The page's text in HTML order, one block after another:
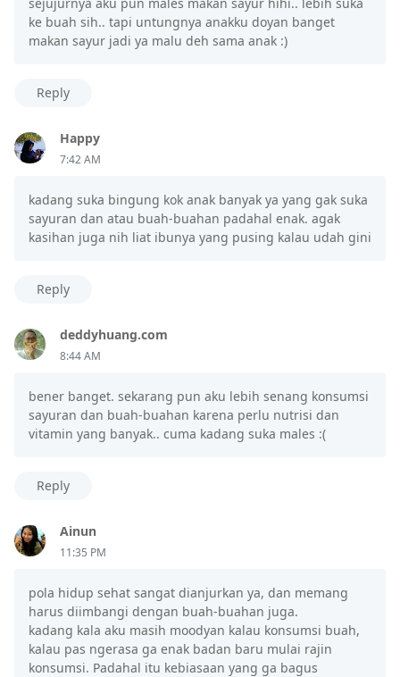
ke buah sih.. tapi untungnya anakku doyan banget
makan sayur jadi ya malu deh sama anak :)
Reply
Happy
7:42 AM
kadang suka bingung kok anak banyak ya yang gak suka
sayuran dan atau buah-buahan padahal enak. agak
kasihan juga nih liat ibunya yang pusing kalau udah gini
Reply
deddyhuang.com
8:44 AM
bener banget. sekarang pun aku lebih senang konsumsi
sayuran dan buah-buahan karena perlu nutrisi dan
vitamin yang banyak.. cuma kadang suka males :(
Reply
Ainun
11:35 PM
pola hidup sehat sangat dianjurkan ya, dan memang
harus diimbangi dengan buah-buahan juga.
kadang kala aku masih moodyan kalau konsumsi buah,
kalau pas ngerasa ga enak badan baru mulai rajin
konsumsi. Padahal itu kebiasaan yang ga bagus